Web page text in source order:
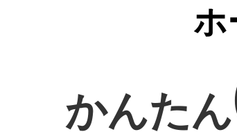
ホ
かんたん